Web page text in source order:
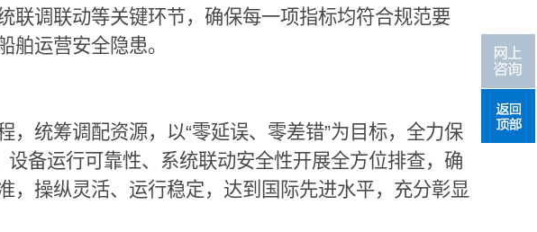
联调联动等关键环节，确保每一项指标均符合规范要
运营安全隐患。
，统筹调配资源，以“零延误、零差错”为目标，全力保
设备运行可靠性、系统联动安全性开展全方位排查，确
操纵灵活、运行稳定，达到国际先进水平，充分彰显